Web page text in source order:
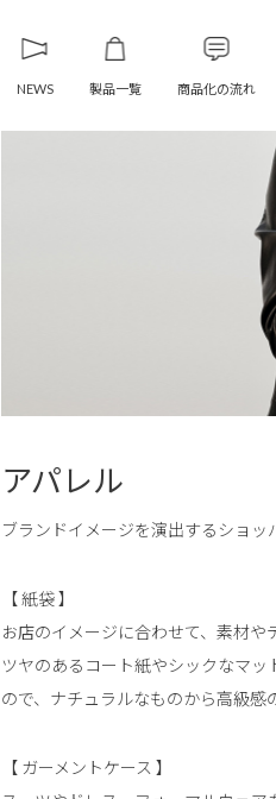
NEWS 製品一覧 商品化の流れ
アパレル
ブランドイメージを演出するショッ
【紙袋】
お店のイメージに合わせて、素材や
ツヤのあるコート紙やシックなマ
ので、ナチュラルなものから高級感
【 ガーメントケース 】